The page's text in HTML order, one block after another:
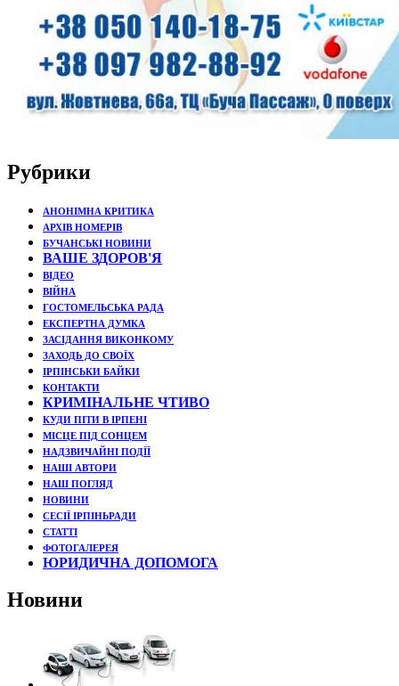
Рубрики
АНОНІМНА КРИТИКА
АРХІВ НОМЕРІВ
БУЧАНСЬКІ НОВИНИ
ВАШЕ ЗДОРОВ'Я
ВІДЕО
ВІЙНА
ГОСТОМЕЛЬСЬКА РАДА
ЕКСПЕРТНА ДУМКА
ЗАСІДАННЯ ВИКОНКОМУ
ЗАХОДЬ ДО СВОЇХ
ІРПІНСЬКИ БАЙКИ
КОНТАКТИ
КРИМІНАЛЬНЕ ЧТИВО
КУДИ ПІТИ В ІРПЕНІ
МІСЦЕ ПІД СОНЦЕМ
НАДЗВИЧАЙНІ ПОДЇЇ
НАШІ АВТОРИ
НАШ ПОГЛЯД
НОВИНИ
СЕСІЇ ІРПІНЬРАДИ
СТАТТІ
ФОТОГАЛЕРЕЯ
ЮРИДИЧНА ДОПОМОГА
Новини